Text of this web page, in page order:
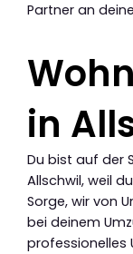
Partner an
in
Du bist auf der
Allschwil, weil
Sorge, wir von
bei deinem
professionelles